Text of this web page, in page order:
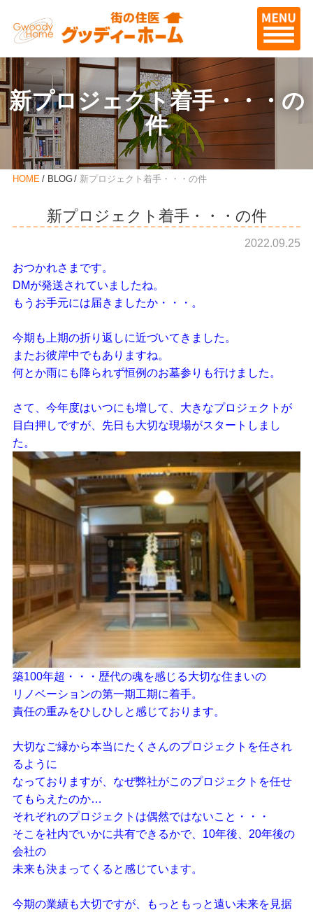
新プロジェクト着手・・・の
件
HOME BLOG 新プロジェクト着手・・・の件
新プロジェクト着手・・・の件
2022.09.25
おつかれさまです。
DMが発送されていましたね。
もうお手元には届きましたか・・・。
今期も上期の折り返しに近づいてきました。
またお彼岸中でもありますね。
何とか雨にも降られず恒例のお墓参りも行けました。
さて、今年度はいつにも増して、大きなプロジェクトが
目白押しですが、 先日も大切な現場がスタートしまし
た。
築100年超・・・歴代の魂を感じる大切な住まいの
リノベーションの第一期工期に着手。
責任の重みをひしひしと感じております。
大切なご縁から本当にたくさんのプロジェクトを任され
るように
なっておりますが、なぜ弊社がこのプロジェクトを任せ
てもらえたのか…
それぞれのプロジェクトは偶然ではないこと・・・
そこを社内でいかに共有できるかで、10年後、20年後の
会社の
未来も決まってくると感じています。
今期の業績も大切ですが、もっともっと遠い未来を見据